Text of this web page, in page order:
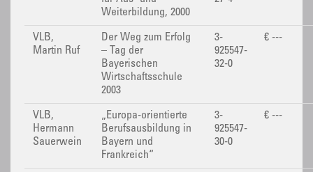
Weiterbildung, 2000
VLB,
Martin Ruf
Der Weg zum Erfolg
– Tag der
Bayerischen
Wirtschaftsschule
2003
3-
925547-
32-0
€ ---
VLB,
Hermann
Sauerwein
„Europa-orientierte
Berufsausbildung in
Bayern und
Frankreich“
3-
925547-
30-0
€ ---